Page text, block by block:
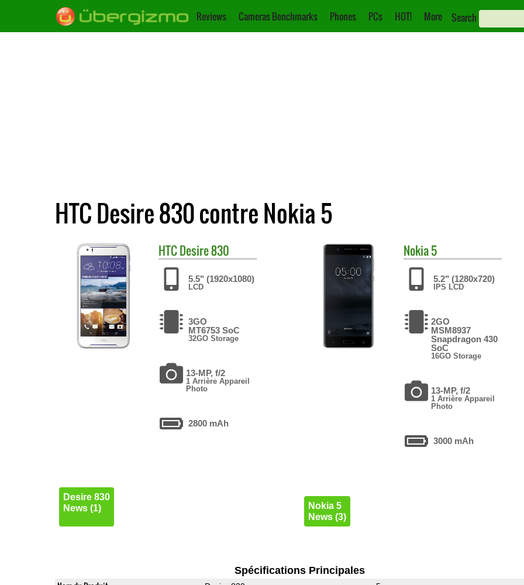
Reviews Cameras Benchmarks Phones PCs HOT! More Search
HTC Desire 830 contre Nokia 5
HTCDesire 830
5.5" (1920x1080)
LCD
3GO
MT6753 SoC
32GO Storage
13-MP, f/2
1 Arrière Appareil
Photo
2800 mAh
Desire 830
News (1)
Nokia5
5.2" (1280x720)
IPS LCD
2GO
MSM8937
Snapdragon 430
SoC
16GO Storage
13-MP, f/2
1 Arrière Appareil
Photo
3000 mAh
Nokia 5
News (3)
Spécifications Principales